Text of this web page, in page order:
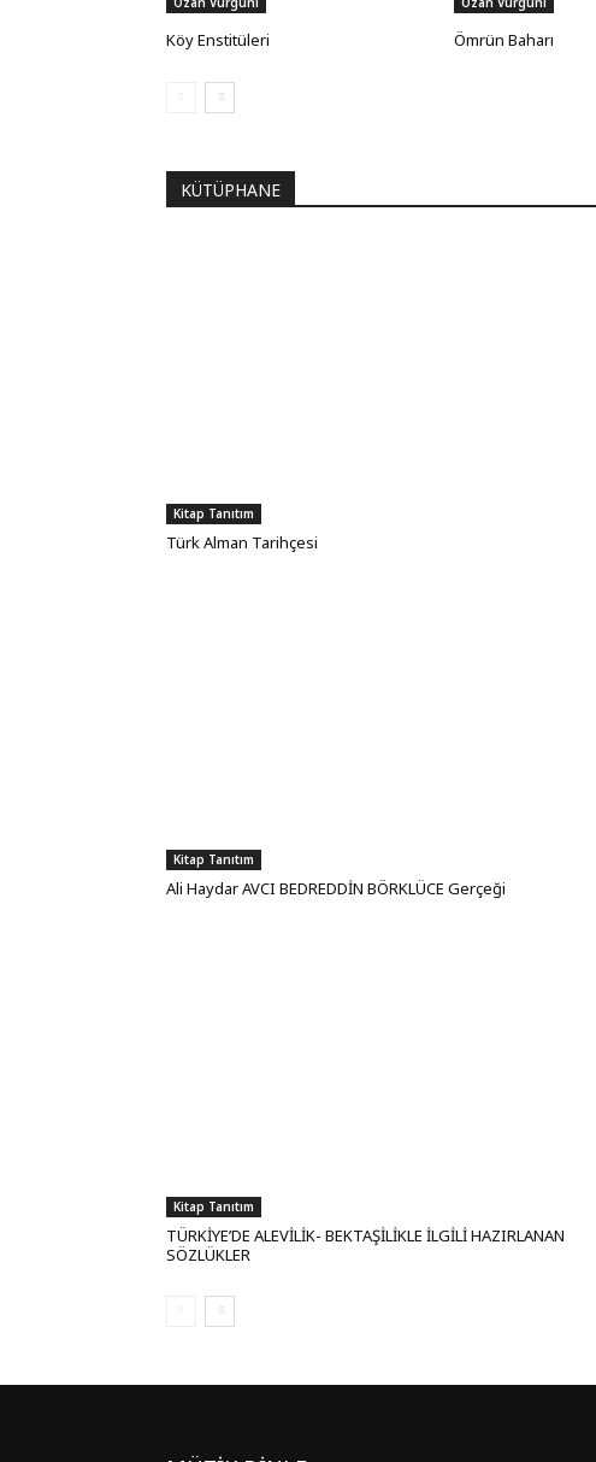
Köy Enstitüleri Ömrün Baharı
KÜTÜPHANE
Kitap Tanıtım
Türk Alman Tarihçesi
Kitap Tanıtım
Ali Haydar AVCI BEDREDDİN BÖRKLÜCE Gerçeği
Kitap Tanıtım
TÜRKİYE’DE ALEVİLİK- BEKTAŞİLİKLE İLGİLİ HAZIRLANAN
SÖZLÜKLER